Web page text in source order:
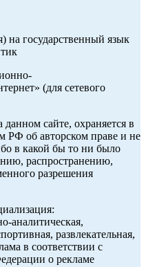
на государственный язык
(для сетевого
сайте, охраняется в
РФ об авторском праве и не
в какой бы то ни было
распространению,
разрешения
аналитическая,
развлекательная,
в соответствии с
о рекламе